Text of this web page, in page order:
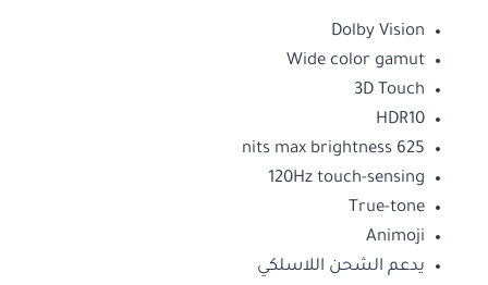
Dolby Vision
Wide color gamut
3D Touch
HDR10
625 nits max brightness
120Hz touch-sensing
True-tone
Animoji
يدعم الشحن اللاسلكي